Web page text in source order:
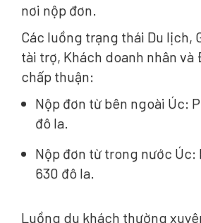
nơi nộp đơn.
Các luồng trạng thái Du lịch,
tài trợ, Khách doanh nhân
chấp thuận:
Nộp đơn từ bên ngoài Úc:
đô la.
Nộp đơn từ trong nước Úc:
630 đô la.
Luồng du khách thường